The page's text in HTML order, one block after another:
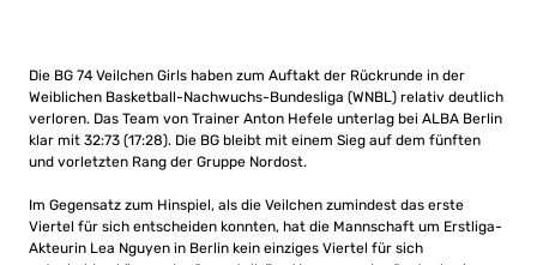
Die BG 74 Veilchen Girls haben zum Auftakt der Rückrunde in der
Weiblichen Basketball-Nachwuchs-Bundesliga (WNBL) relativ deutlich
verloren. Das Team von Trainer Anton Hefele unterlag bei ALBA Berlin
klar mit 32:73 (17:28). Die BG bleibt mit einem Sieg auf dem fünften
und vorletzten Rang der Gruppe Nordost.
Im Gegensatz zum Hinspiel, als die Veilchen zumindest das erste
Viertel für sich entscheiden konnten, hat die Mannschaft um Erstliga-
Akteurin Lea Nguyen in Berlin kein einziges Viertel für sich